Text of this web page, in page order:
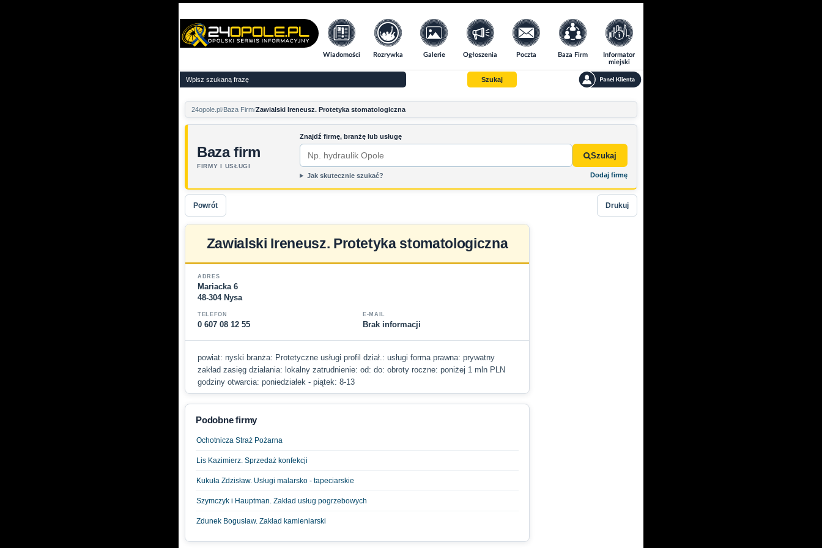
Wiadomości Rozrywka Galerie Ogłoszenia Poczta Baza Firm
Informator
miejski
Szukaj
24opole.pl Baza Firm Zawialski Ireneusz. Protetyka stomatologiczna
Baza firm
FIRMY I USŁUGI
Znajdź firmę, branżę lub usługę
Szukaj
Jak skutecznie szukać? Dodaj firmę
Powrót Drukuj
Zawialski Ireneusz. Protetyka stomatologiczna
ADRES
Mariacka 6
48-304 Nysa
TELEFON
0 607 08 12 55
E-MAIL
Brak informacji
powiat: nyski branża: Protetyczne usługi profil dział.: usługi forma prawna: prywatny
zakład zasięg działania: lokalny zatrudnienie: od: do: obroty roczne: poniżej 1 mln PLN
godziny otwarcia: poniedziałek - piątek: 8-13
Podobne firmy
Ochotnicza Straż Pożarna
Lis Kazimierz. Sprzedaż konfekcji
Kukuła Zdzisław. Usługi malarsko - tapeciarskie
Szymczyk i Hauptman. Zakład usług pogrzebowych
Zdunek Bogusław. Zakład kamieniarski